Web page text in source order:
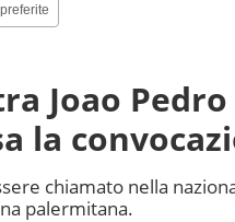
Joao Pedro
la
chiamato nella
palermitana.